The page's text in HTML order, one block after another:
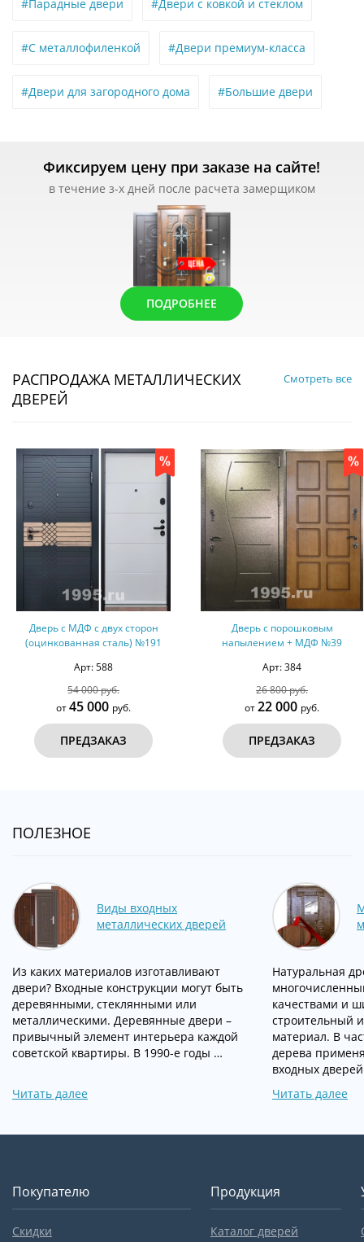
#Парадные двери #Двери с ковкой и стеклом
#С металлофиленкой #Двери премиум-класса
#Двери для загородного дома #Большие двери
Фиксируем цену при заказе на сайте!
в течение з-х дней после расчета замерщиком
ПОДРОБНЕЕ
РАСПРОДАЖА МЕТАЛЛИЧЕСКИХ
ДВЕРЕЙ
Смотреть все
Дверь с МДФ с двух сторон
(оцинкованная сталь) №191
Арт: 588
54 000 руб.
45 000руб.
ПРЕДЗАКАЗ
Дверь с порошковым
напылением + МДФ №39
Арт: 384
26 800 руб.
22 000руб.
ПРЕДЗАКАЗ
ПОЛЕЗНОЕ
Виды входных
металлических дверей
Из каких материалов изготавливают
двери? Входные конструкции могут быть
деревянными, стеклянными или
металлическими. Деревянные двери –
привычный элемент интерьера каждой
советской квартиры. В 1990-е годы …
Читать далее
Натуральная
качествами и
строительный
материал. В
дерева
входных
Читать далее
Покупателю
Скидки
Продукция
Каталог дверей